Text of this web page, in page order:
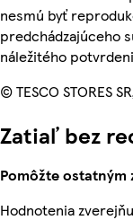
nesmú byť
predchádzajúceho
náležitého
© TESCO STORES
Zatiaľ bez
Pomôžte ostatným
Hodnotenia